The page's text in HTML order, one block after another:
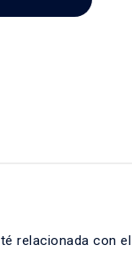
relacionada con el